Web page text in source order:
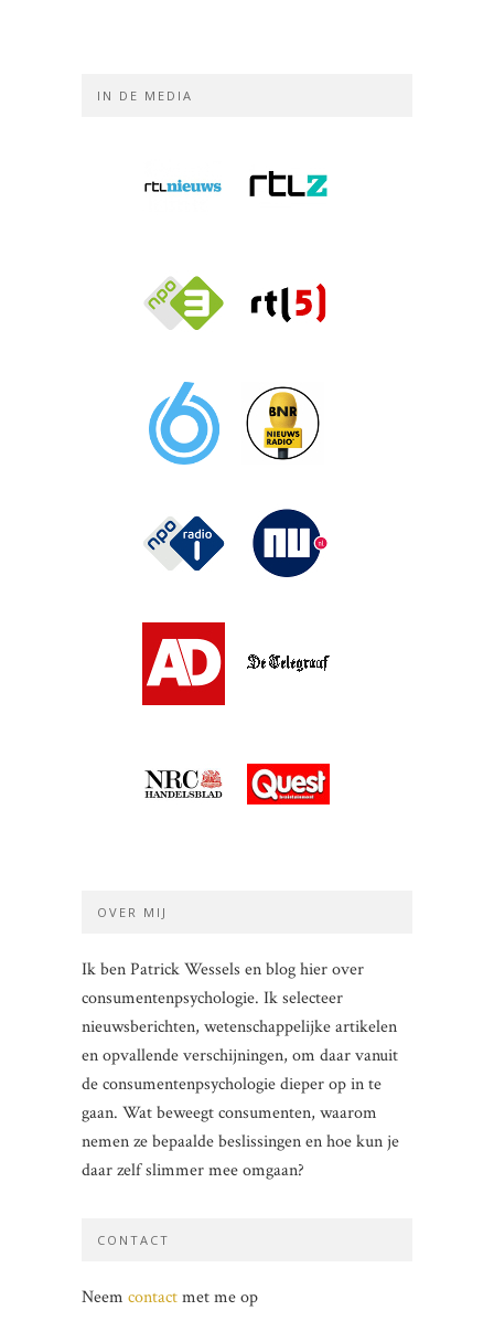
IN DE MEDIA
OVER MIJ
Ik ben Patrick Wessels en blog hier over
consumentenpsychologie. Ik selecteer
nieuwsberichten, wetenschappelijke artikelen
en opvallende verschijningen, om daar vanuit
de consumentenpsychologie dieper op in te
gaan. Wat beweegt consumenten, waarom
nemen ze bepaalde beslissingen en hoe kun je
daar zelf slimmer mee omgaan?
CONTACT
Neem contactmet me op